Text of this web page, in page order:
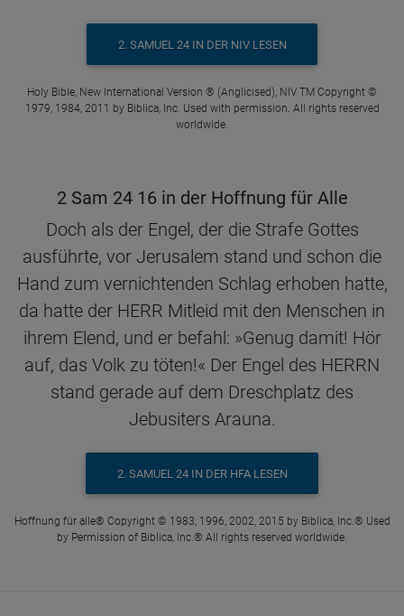
2. SAMUEL 24 IN DER NIV LESEN
Holy Bible, New International Version ® (Anglicised), NIV TM Copyright ©
1979, 1984, 2011 by Biblica, Inc. Used with permission. All rights reserved
worldwide.
2 Sam 24 16 in der Hoffnung für Alle
Doch als der Engel, der die Strafe Gottes
ausführte, vor Jerusalem stand und schon die
Hand zum vernichtenden Schlag erhoben hatte,
da hatte der HERR Mitleid mit den Menschen in
ihrem Elend, und er befahl: »Genug damit! Hör
auf, das Volk zu töten!« Der Engel des HERRN
stand gerade auf dem Dreschplatz des
Jebusiters Arauna.
2. SAMUEL 24 IN DER HFA LESEN
Hoffnung für alle® Copyright © 1983, 1996, 2002, 2015 by Biblica, Inc.® Used
by Permission of Biblica, Inc.® All rights reserved worldwide.